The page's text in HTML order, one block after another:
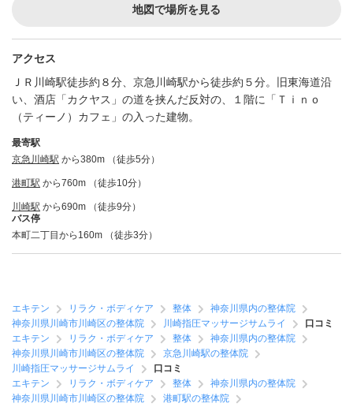
地図で場所を見る
アクセス
ＪＲ川崎駅徒歩約８分、京急川崎駅から徒歩約５分。旧東海道沿
い、酒店「カクヤス」の道を挟んだ反対の、１階に「Ｔｉｎｏ
（ティーノ）カフェ」の入った建物。
最寄駅
京急川崎駅 から380m （徒歩5分）
港町駅 から760m （徒歩10分）
川崎駅 から690m （徒歩9分）
バス停
本町二丁目から160m （徒歩3分）
エキテン リラク・ボディケア 整体
神奈川県内の整体院
神奈川県川崎市川崎区の整体院
川崎指圧マッサージサムライ
口コミ
エキテン
リラク・ボディケア 整体
神奈川県内の整体院
神奈川県川崎市川崎区の整体院
京急川崎駅の整体院
川崎指圧マッサージサムライ
口コミ
エキテン
リラク・ボディケア 整体
神奈川県内の整体院
神奈川県川崎市川崎区の整体院
港町駅の整体院